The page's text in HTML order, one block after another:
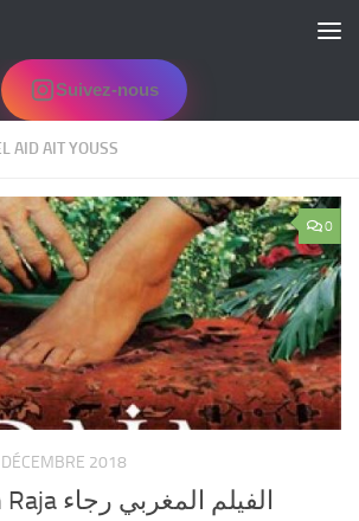
Suivez-nous
AID AIT YOUSS
0
2018
Film Marocain Raja الفيلم المغربي رجاء